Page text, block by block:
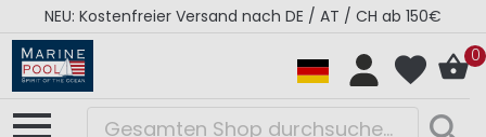
NEU: Kostenfreier Versand nach DE / AT / CH ab 150€
0